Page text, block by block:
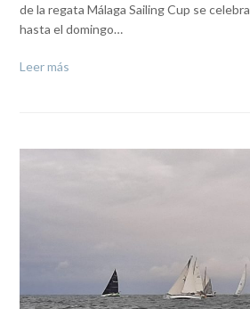
de la regata Málaga Sailing Cup se
hasta el domingo…
Leer más